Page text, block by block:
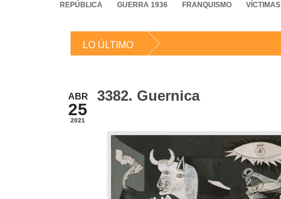
REPÚBLICA GUERRA 1936 FRANQUISMO VÍCTIMAS
LO ÚLTIMO
ABR
25
2021
3382. Guernica